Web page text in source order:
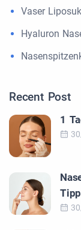
Vaser
Hyaluron
Recent Post
1